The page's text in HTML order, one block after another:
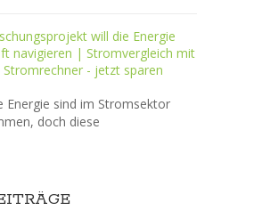
will die Energie
navigieren | Stromvergleich mit
- jetzt sparen
Energie sind im Stromsektor
doch diese